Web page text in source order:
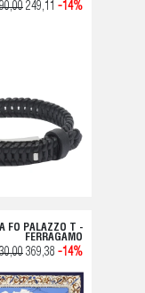
249,11 -14%
FO PALAZZO T -
FERRAGAMO
369,38 -14%